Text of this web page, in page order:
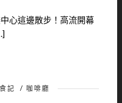
心這邊散步！高流開幕
記 / 咖啡廳